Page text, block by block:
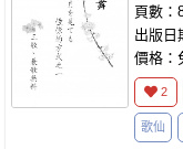
頁數：
出版日
價格：
2
歌仙